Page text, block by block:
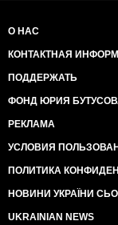
О НАС
КОНТАКТНАЯ
ПОДДЕРЖАТЬ
ФОНД ЮРИЯ
РЕКЛАМА
УСЛОВИЯ
ПОЛИТИКА
НОВИНИ УКРАЇНИ
UKRAINIAN NEWS